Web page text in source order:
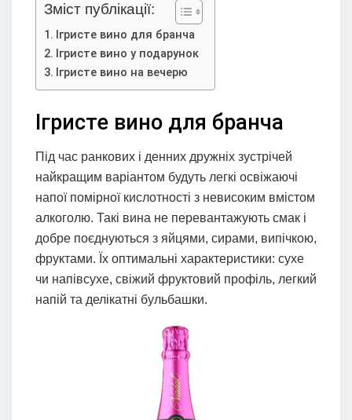
Зміст публікації:
Ігристе вино для бранча
Ігристе вино у подарунок
Ігристе вино на вечерю
Ігристе вино для бранча
Під час ранкових і денних дружніх зустрічей
найкращим варіантом будуть легкі освіжаючі
напої помірної кислотності з невисоким вмістом
алкоголю. Такі вина не перевантажують смак і
добре поєднуються з яйцями, сирами, випічкою,
фруктами. Їх оптимальні характеристики: сухе
чи напівсухе, свіжий фруктовий профіль, легкий
напій та делікатні бульбашки.